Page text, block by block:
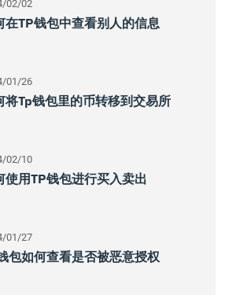
02/02
在TP钱包中查看别人的信息
01/26
将tp钱包里的币转移到交易所
02/10
使用TP钱包进行买入卖出
01/27
包如何查看是否被恶意授权